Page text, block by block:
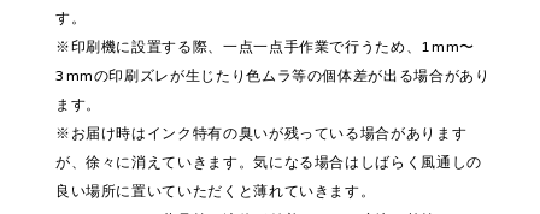
す。
※印刷機に設置する際、一点一点手作業で行うため、1mm〜
3mmの印刷ズレが生じたり色ムラ等の個体差が出る場合があり
ます。
※お届け時はインク特有の臭いが残っている場合があります
が、徐々に消えていきます。気になる場合はしばらく風通しの
良い場所に置いていただくと薄れていきます。